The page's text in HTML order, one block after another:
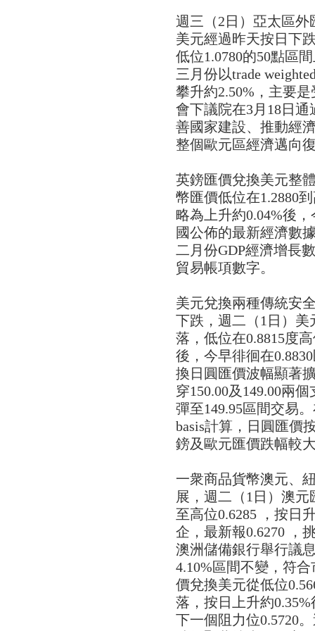
週三（2日）亞太區
美元經過昨天按日下
低位1.0780的50點區
三月份以trade
攀升約2.50%，主要
會下議院在3月18日
善國家建設、推動經
整個歐元區經濟邁向
英鎊匯價兌換美元整
幣匯價低位在1.2880
略為上升約0.04%後
國公佈的最新經濟數
二月份GDP經濟增長
貿易帳項數字。
美元兌換兩種傳統安
下跌，週二（1日）
落，低位在0.8815度
後，今早徘徊在
換日圓匯價波幅顯著
穿150.00及149.00兩
彈至149.95區間交易
basis計算，日圓匯價
鎊及歐元匯價跌幅較
一衆商品貨幣澳元、
展，週二（1日）澳元
至高位0.6285 ，按日
企，最新報0.6270 ，
澳洲儲備銀行舉行議
4.10%區間不變，符
價兌換美元從低位
落，按日上升約
下一個阻力位0.5720